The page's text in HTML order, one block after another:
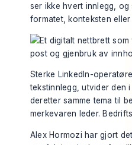
ser ikke hvert innlegg,
formatet, konteksten
Sterke LinkedIn-
tekstinnlegg, utvider den
deretter samme tema til
merkevaren leder.
Alex Hormozi har gjort